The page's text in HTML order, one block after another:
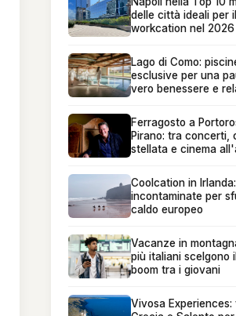
delle città ideali per il
workcation nel 2026
Lago di Como:
esclusive per una
vero benessere e
Ferragosto a
Pirano: tra concerti,
stellata e cinema
Coolcation in
incontaminate per
caldo europeo
Vacanze in
più italiani scelgono
boom tra i giovani
Vivosa